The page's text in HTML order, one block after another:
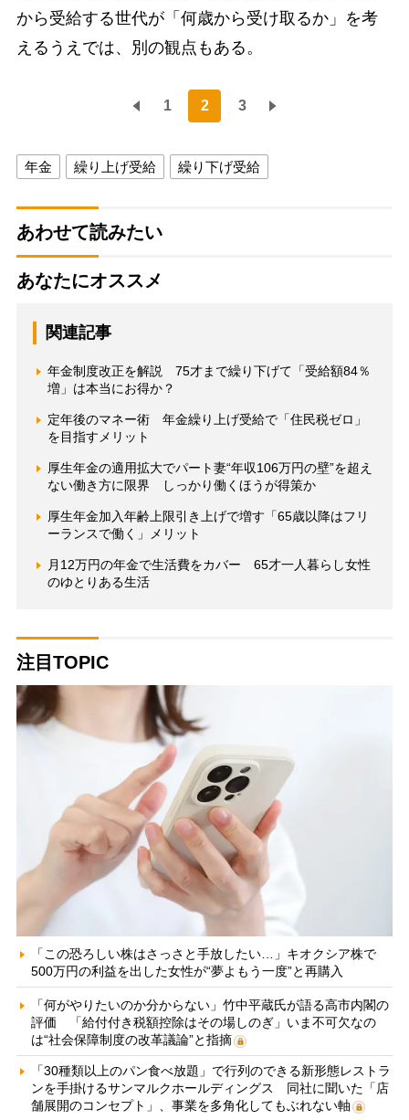
から受給する世代が「何歳から受け取るか」を考
えるうえでは、別の観点もある。
1 2 3
年金 繰り上げ受給 繰り下げ受給
あわせて読みたい
あなたにオススメ
関連記事
年金制度改正を解説 75才まで繰り下げて「受給額84％
増」は本当にお得か？
定年後のマネー術 年金繰り上げ受給で「住民税ゼロ」
を目指すメリット
厚生年金の適用拡大でパート妻“年収106万円の壁”を超え
ない働き方に限界 しっかり働くほうが得策か
厚生年金加入年齢上限引き上げで増す「65歳以降はフリ
ーランスで働く」メリット
月12万円の年金で生活費をカバー 65才一人暮らし女性
のゆとりある生活
注目TOPIC
「この恐ろしい株はさっさと手放したい…」キオクシア株で
500万円の利益を出した女性が“夢よもう一度”と再購入
「何がやりたいのか分からない」竹中平蔵氏が語る高市内閣の
評価 「給付付き税額控除はその場しのぎ」いま不可欠なの
は“社会保障制度の改革議論”と指摘
「30種類以上のパン食べ放題」で行列のできる新形態レストラ
ンを手掛けるサンマルクホールディングス 同社に聞いた「店
舗展開のコンセプト」、事業を多角化してもぶれない軸